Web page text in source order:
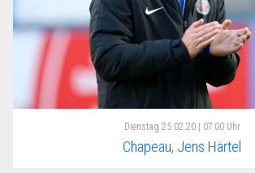
Dienstag 25.02.20 | 07:00 Uhr
Chapeau, Jens Härtel